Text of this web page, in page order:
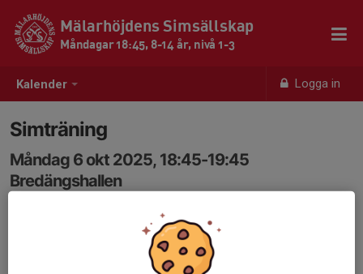
Kalender Logga in
Mälarhöjdens Simsällskap
Måndagar 18:45, 8-14 år, nivå 1-3
Simträning
Måndag 6 okt 2025, 18:45-19:45
Bredängshallen